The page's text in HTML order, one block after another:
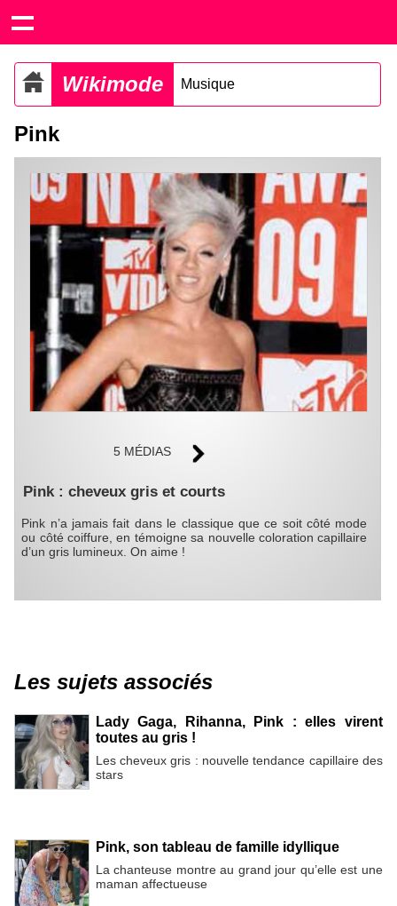
Wikimode Musique
Pink
5 MÉDIAS
Pink : cheveux gris et courts
Pink n’a jamais fait dans le classique que ce soit côté mode
ou côté coiffure, en témoigne sa nouvelle coloration capillaire
d’un gris lumineux. On aime !
Les sujets associés
Lady Gaga, Rihanna, Pink : elles virent
toutes au gris !
Les cheveux gris : nouvelle tendance capillaire des
stars
Pink, son tableau de famille idyllique
La chanteuse montre au grand jour qu’elle est une
maman affectueuse